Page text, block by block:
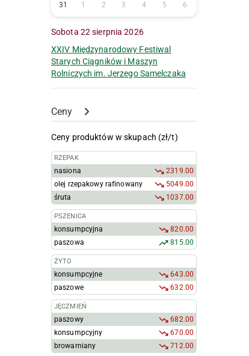
31
1 2 3 4 5 6
Sobota 22 sierpnia 2026
XXIV Międzynarodowy Festiwal
Starych Ciągników i Maszyn
Rolniczych im. Jerzego Samelczaka
Ceny
Ceny produktów w skupach (zł/t)
RZEPAK
nasiona
2319.00
olej rzepakowy rafinowany
5049.00
śruta
1037.00
PSZENICA
konsumpcyjna
820.00
paszowa
815.00
ŻYTO
konsumpcyjne
643.00
paszowe
632.00
JĘCZMIEŃ
paszowy
682.00
konsumpcyjny
670.00
browarniany
712.00